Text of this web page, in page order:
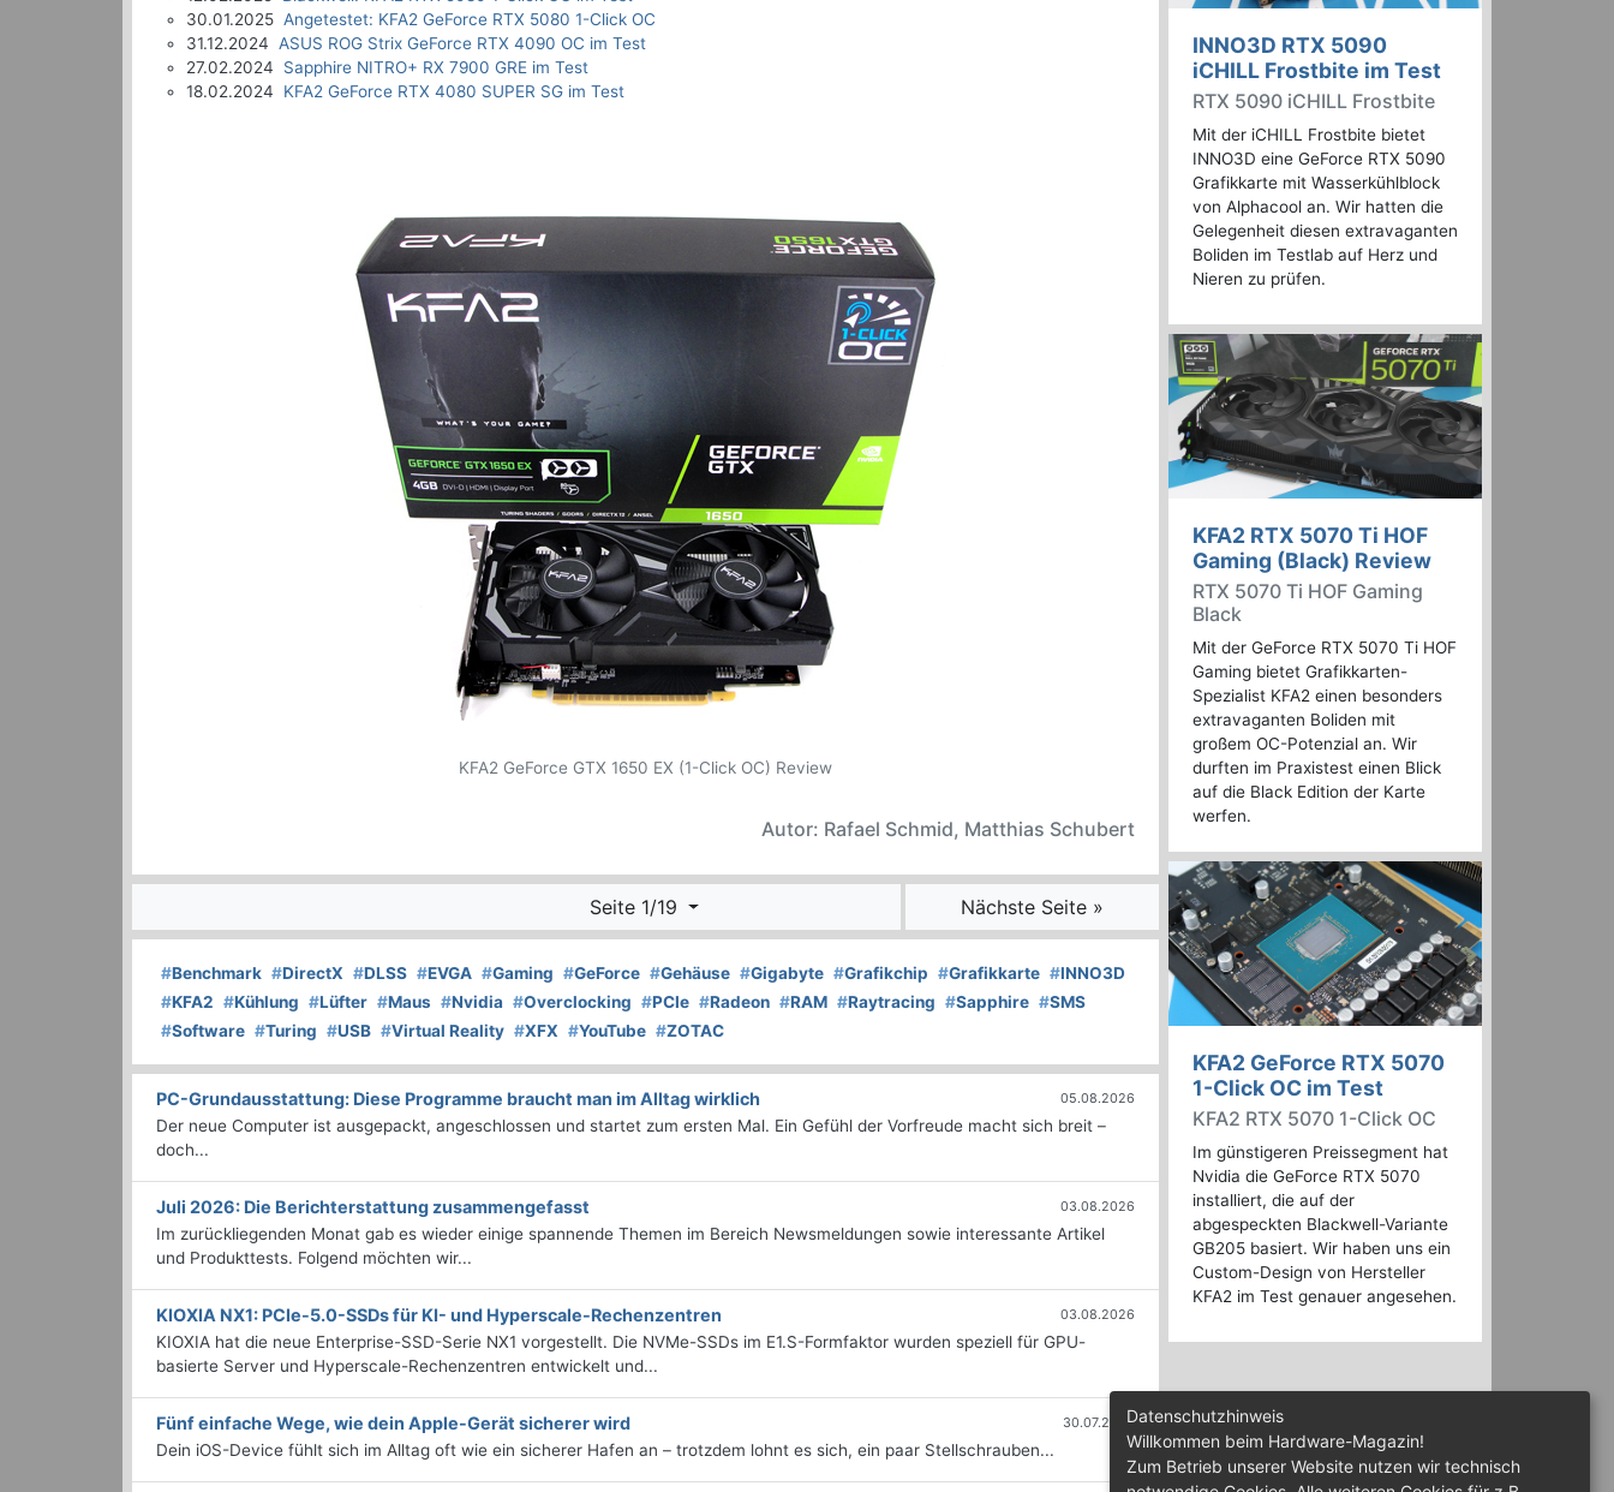
30.01.2025 Angetestet: KFA2 GeForce RTX 5080 1-Click OC
31.12.2024 ASUS ROG Strix GeForce RTX 4090 OC im Test
27.02.2024 Sapphire NITRO+ RX 7900 GRE im Test
18.02.2024 KFA2 GeForce RTX 4080 SUPER SG im Test
KFA2 GeForce GTX 1650 EX (1-Click OC) Review
Autor: Rafael Schmid, Matthias Schubert
Seite 1/19 Nächste Seite »
#Benchmark #DirectX #DLSS #EVGA #Gaming #GeForce #Gehäuse #Gigabyte #Grafikchip #Grafikkarte #INNO3D
#KFA2 #Kühlung #Lüfter #Maus #Nvidia #Overclocking #PCIe #Radeon #RAM #Raytracing #Sapphire #SMS
#Software #Turing #USB #Virtual Reality #XFX #YouTube #ZOTAC
PC-Grundausstattung: Diese Programme braucht man im Alltag wirklich 05.08.2026
Der neue Computer ist ausgepackt, angeschlossen und startet zum ersten Mal. Ein Gefühl der Vorfreude macht sich breit –
doch...
Juli 2026: Die Bericht­erstattung zusammengefasst 03.08.2026
Im zurückliegenden Monat gab es wieder einige spannende Themen im Bereich Newsmeldungen sowie interessante Artikel
und Produkttests. Folgend möchten wir...
KIOXIA NX1: PCIe-5.0-SSDs für KI- und Hyperscale-Rechenzentren 03.08.2026
KIOXIA hat die neue Enterprise-SSD-Serie NX1 vorgestellt. Die NVMe-SSDs im E1.S-Formfaktor wurden speziell für GPU-
basierte Server und Hyperscale-Rechenzentren entwickelt und...
Fünf einfache Wege, wie dein Apple-Gerät sicherer wird 30.07.2026
Dein iOS-Device fühlt sich im Alltag oft wie ein sicherer Hafen an – trotzdem lohnt es sich, ein paar Stellschrauben...
INNO3D RTX 5090
iCHILL Frostbite im Test
RTX 5090 iCHILL Frostbite
Mit der iCHILL Frostbite bietet
INNO3D eine GeForce RTX 5090
Grafikkarte mit Wasserkühlblock
von Alphacool an. Wir hatten die
Gelegenheit diesen extravaganten
Boliden im Testlab auf Herz und
Nieren zu prüfen.
KFA2 RTX 5070 Ti HOF
Gaming (Black) Review
RTX 5070 Ti HOF Gaming
Black
Mit der GeForce RTX 5070 Ti HOF
Gaming bietet Grafikkarten-
Spezialist KFA2 einen besonders
extravaganten Boliden mit
großem OC-Potenzial an. Wir
durften im Praxistest einen Blick
auf die Black Edition der Karte
werfen.
KFA2 GeForce RTX 5070
1-Click OC im Test
KFA2 RTX 5070 1-Click OC
Im günstigeren Preissegment hat
Nvidia die GeForce RTX 5070
installiert, die auf der
abgespeckten Blackwell-Variante
GB205 basiert. Wir haben uns ein
Custom-Design von Hersteller
KFA2 im Test genauer angesehen.
Datenschutzhinweis
Willkommen beim Hardware-Magazin!
Zum Betrieb unserer Website nutzen wir technisch